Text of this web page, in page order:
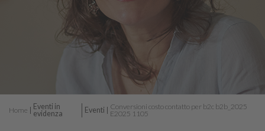
Home
Eventi in
evidenza
Eventi
Conversioni costo contatto per b2c b2b_2025
E2025 1105